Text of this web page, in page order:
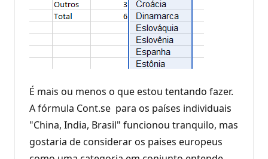
É mais ou menos o que estou tentando fazer.
A fórmula Cont.se para os países individuais
"China, India, Brasil" funcionou tranquilo, mas
gostaria de considerar os paises europeus